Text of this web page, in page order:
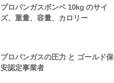
プロパンガスボンベ 10kg のサイ
ズ、重量、容量、カロリー
プロパンガスの圧力 と ゴールド保
安認定事業者